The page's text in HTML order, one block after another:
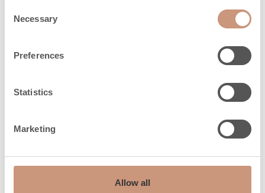
Selection
Necessary
Preferences
Statistics
Marketing
Allow all
SÄHKÖKIUKAIDEN HUOLTOPALVELU
Asennukset ja huollot
sähköalan